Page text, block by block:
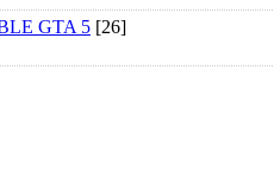
GTA 5 [26]